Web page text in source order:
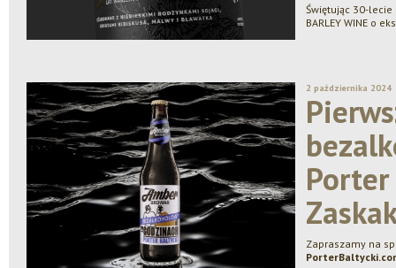
Świętując 30-lecie
BARLEY WINE o
2 października 2024
Porter
Zapraszamy na